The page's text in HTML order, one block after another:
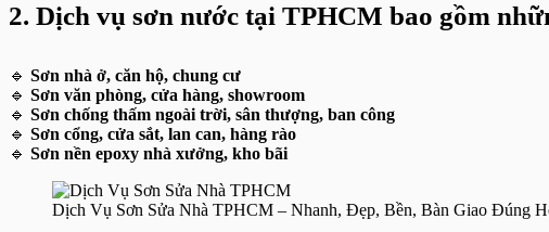
2. Dịch vụ sơn nước tại TPHCM bao gồm
🔹 Sơn nhà ở, căn hộ, chung cư
🔹 Sơn văn phòng, cửa hàng, showroom
🔹 Sơn chống thấm ngoài trời, sân thượng, ban công
🔹 Sơn cổng, cửa sắt, lan can, hàng rào
🔹 Sơn nền epoxy nhà xưởng, kho bãi
Dịch Vụ Sơn Sửa Nhà TPHCM – Nhanh, Đẹp, Bền, Bàn Giao Đúng